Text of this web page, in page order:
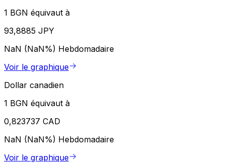
1 BGN équivaut à
93,8885 JPY
NaN (NaN%) Hebdomadaire
Voir le graphique
Dollar canadien
1 BGN équivaut à
0,823737 CAD
NaN (NaN%) Hebdomadaire
Voir le graphique